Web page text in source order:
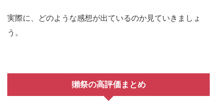
実際に、どのような感想が出ているのか見ていきましょ
う。
獺祭の高評価まとめ